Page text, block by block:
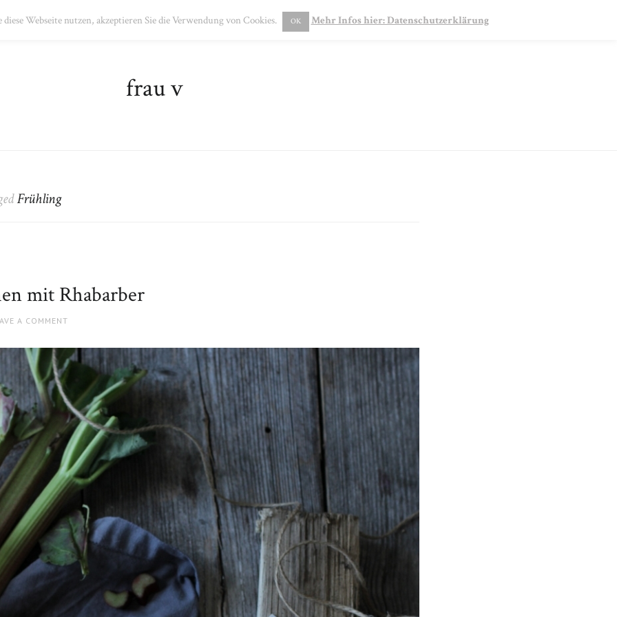
DATENSCHUTZ
frau v
Frühling
mit Rhabarber
A COMMENT
Webseite nutzen, akzeptieren Sie die Verwendung von Cookies. OK Mehr Infos hier: Datenschutzerklärung